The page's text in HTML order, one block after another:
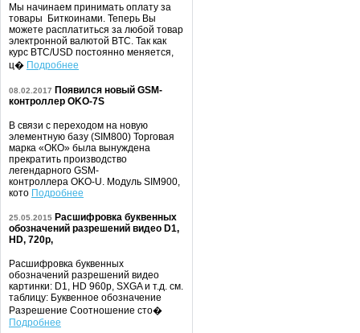
Мы начинаем принимать оплату за
товары Биткоинами. Теперь Вы
можете расплатиться за любой товар
электронной валютой BTC. Так как
курс BTC/USD постоянно меняется,
ц� Подробнее
08.02.2017 Появился новый GSM-
контроллер OKO-7S
В связи с переходом на новую
элементную базу (SIM800) Торговая
марка «ОКО» была вынуждена
прекратить производство
легендарного GSM-
контроллера OKO-U. Модуль SIM900,
кото Подробнее
25.05.2015 Расшифровка буквенных
обозначений разрешений видео D1,
HD, 720p,
Расшифровка буквенных
обозначений разрешений видео
картинки: D1, HD 960p, SXGA и т.д. см.
таблицу: Буквенное обозначение
Разрешение Соотношение сто�
Подробнее